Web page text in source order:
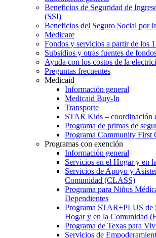
Beneficios de Seguridad de
(SSI)
Beneficios del Seguro Social por
Medicare
Fondos y servicios a partir de los
Subsidios y otras fuentes de
Ayuda con los costos de la
Preguntas frecuentes
Medicaid
Información general
Medicaid Buy-In
Transporte
STAR Kids – coordinación
Programa de primas de
Programa Community First
Programas con exención
Información general
Servicios en el Hogar y en
Servicios de Apoyo y
Comunidad (CLASS)
Programa para Niños
Dependientes
Programa STAR+PLUS de
Hogar y en la Comunidad
Programa de Texas para
Servicios de